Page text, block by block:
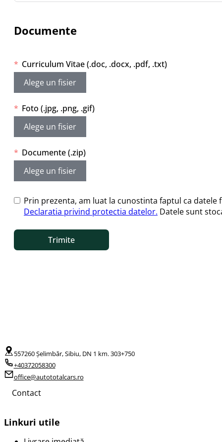
Documente
Curriculum Vitae (.doc, .docx, .pdf, .txt)
Alege un fisier
Foto (.jpg, .png, .gif)
Alege un fisier
Documente (.zip)
Alege un fisier
Prin prezenta, am luat la cunostinta faptul ca
Declaratia privind protectia datelor. Datele sunt
Trimite
557260 Șelimbăr, Sibiu, DN 1 km. 303+750
+40372058300
office@autototalcars.ro
Contact
Linkuri utile